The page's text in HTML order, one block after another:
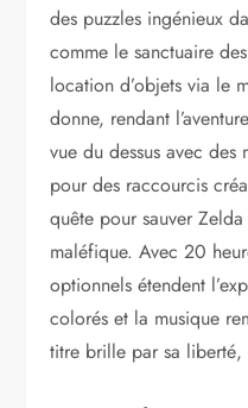
des puzzles ingénieux
comme le sanctuaire
location d’objets via le
donne, rendant
vue du dessus avec
pour des raccourcis
quête pour sauver
maléfique. Avec 20
optionnels étendent
colorés et la musique
titre brille par sa liberté,